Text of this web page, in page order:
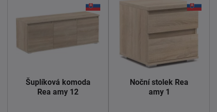
Šuplíková komoda
Rea amy 12
Noční stolek Rea
amy 1